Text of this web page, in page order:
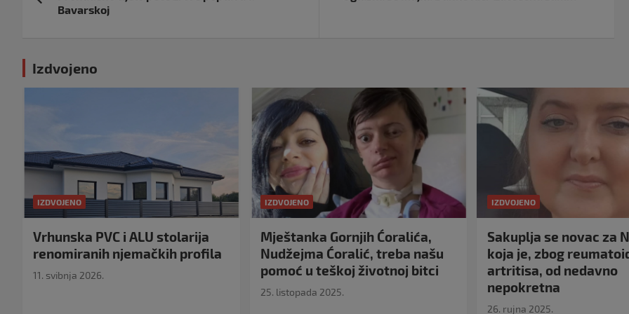
objava
Bavarskoj
Izdvojeno
IZDVOJENO
Vrhunska PVC i ALU stolarija
renomiranih njemačkih profila
11. svibnja 2026.
IZDVOJENO
Mještanka Gornjih Ćoralića,
Nudžejma Ćoralić, treba našu
pomoć u teškoj životnoj bitci
25. listopada 2025.
IZDVOJENO
Sakuplja se novac za
koja je, zbog
artritisa, od nedavno
nepokretna
26. rujna 2025.